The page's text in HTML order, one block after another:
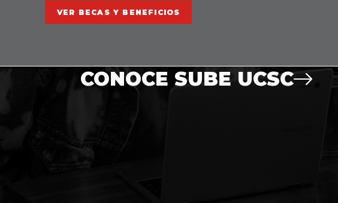
VER BECAS Y BENEFICIOS
CONOCE SUBE UCSC